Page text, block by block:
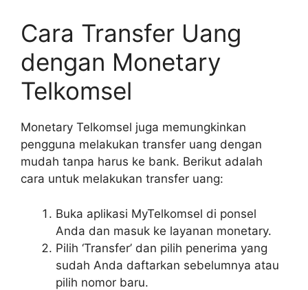
Cara Transfer Uang
dengan Monetary
Telkomsel
Monetary Telkomsel juga memungkinkan
pengguna melakukan transfer uang dengan
mudah tanpa harus ke bank. Berikut adalah
cara untuk melakukan transfer uang:
Buka aplikasi MyTelkomsel di ponsel
Anda dan masuk ke layanan monetary.
Pilih ‘Transfer’ dan pilih penerima yang
sudah Anda daftarkan sebelumnya atau
pilih nomor baru.